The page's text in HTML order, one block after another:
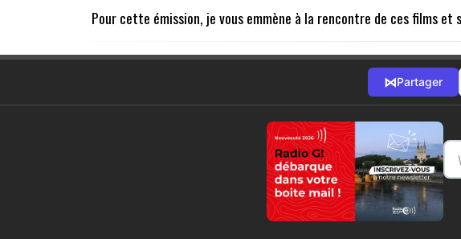
Pour cette émission, je vous emmène à la rencontre de ces films
⋈Partager